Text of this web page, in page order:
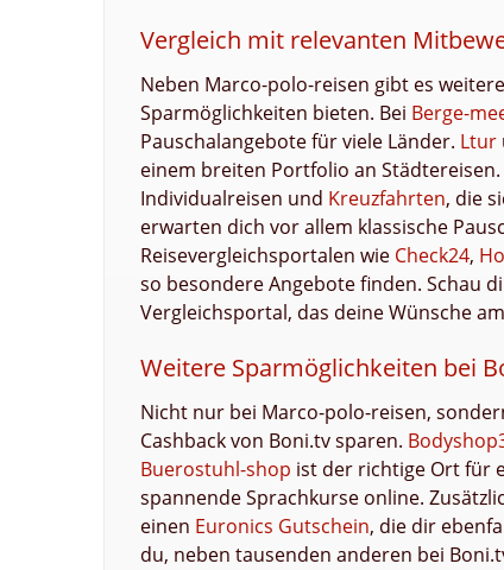
Vergleich mit relevanten
Neben Marco-polo-reisen gibt es
Sparmöglichkeiten bieten. Bei Berge-
Pauschalangebote für viele Länder. Ltur
einem breiten Portfolio an Städtereisen.
Individualreisen und Kreuzfahrten, die
erwarten dich vor allem klassische
Reisevergleichsportalen wie Check24,
so besondere Angebote finden. Schau
Vergleichsportal, das deine Wünsche
Weitere Sparmöglichkeiten bei
Nicht nur bei Marco-polo-reisen,
Cashback von Boni.tv sparen.
Buerostuhl-shop ist der richtige Ort für
spannende Sprachkurse online.
einen Euronics Gutschein, die dir
du, neben tausenden anderen bei